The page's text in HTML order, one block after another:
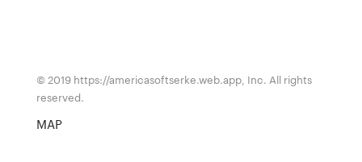
© 2019 https://americasoftserke.web.app, Inc. All rights
reserved.
MAP